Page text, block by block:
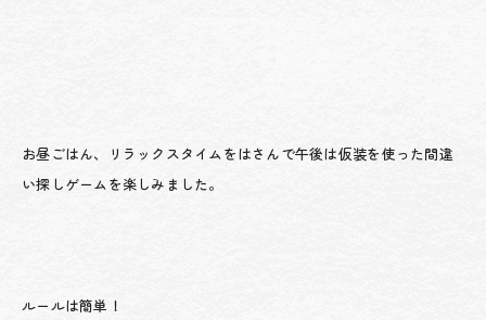
お昼ごはん、リラックスタイムをはさんで午後は仮装を使った間違
い探しゲームを楽しみました。
ルールは簡単！